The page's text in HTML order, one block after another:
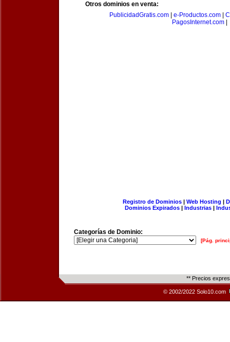
Otros dominios en venta:
PublicidadGratis.com
e-Productos.com
PagosInternet.com
Registro de Dominios| Web Hosting |
Dominios Expirados | Industrias |
Categorías de Dominio:
[Pág.
** Precios
© 2002/2022 Solo10.com